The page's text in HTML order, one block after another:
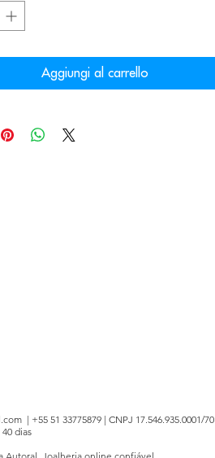
Aggiungi al carrello
| +55 51 33775879 | CNPJ 17.546.935.0001/70
dias